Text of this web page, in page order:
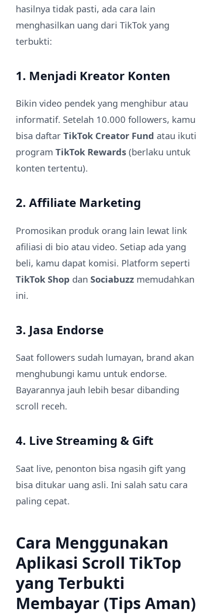
hasilnya tidak pasti, ada cara lain
menghasilkan uang dari TikTok yang
terbukti:
1. Menjadi Kreator Konten
Bikin video pendek yang menghibur atau
informatif. Setelah 10.000 followers, kamu
bisa daftar TikTok Creator Fund atau ikuti
program TikTok Rewards (berlaku untuk
konten tertentu).
2. Affiliate Marketing
Promosikan produk orang lain lewat link
afiliasi di bio atau video. Setiap ada yang
beli, kamu dapat komisi. Platform seperti
TikTok Shop dan Sociabuzz memudahkan
ini.
3. Jasa Endorse
Saat followers sudah lumayan, brand akan
menghubungi kamu untuk endorse.
Bayarannya jauh lebih besar dibanding
scroll receh.
4. Live Streaming & Gift
Saat live, penonton bisa ngasih gift yang
bisa ditukar uang asli. Ini salah satu cara
paling cepat.
Cara Menggunakan
Aplikasi Scroll TikTop
yang Terbukti
Membayar (Tips Aman)